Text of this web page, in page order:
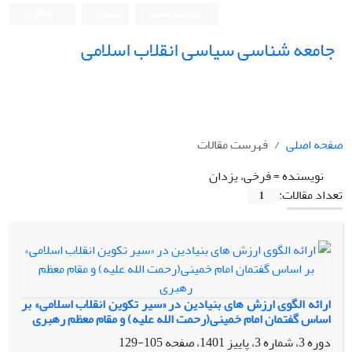
جامعه شناسی سیاسی انقلاب اسلامی
صفحه اصلی
فهرست مقالات
نویسنده =فرخی، یزدان
تعداد مقالات:
1
ارائه الگوی ارزش های بنیادین در «سیر تکوین انقلاب اسلامی» بر
اساس گفتمان امام خمینی(رحمت الله علیه) و مقام معظم رهبری
دوره 3، شماره 3، پاییز 1401، صفحه
105-129